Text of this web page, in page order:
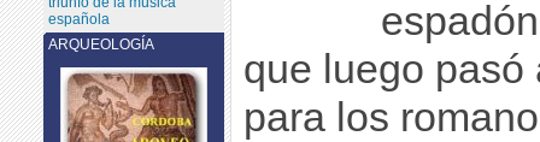
que luego pasó
para los
ARQUEOLOGÍA
española